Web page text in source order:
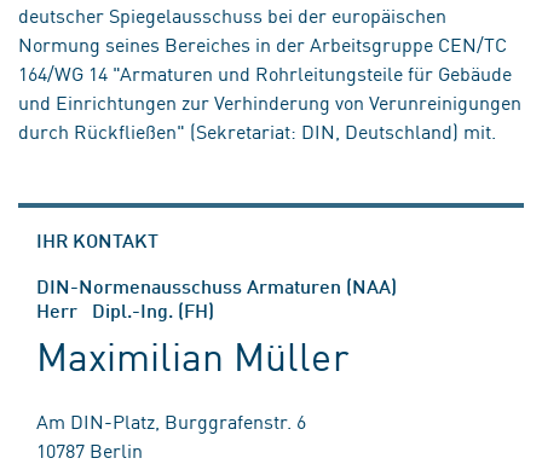
deutscher Spiegelausschuss bei der europäischen
Normung seines Bereiches in der Arbeitsgruppe CEN/TC
164/WG 14 "Armaturen und Rohrleitungsteile für Gebäude
und Einrichtungen zur Verhinderung von Verunreinigungen
durch Rückfließen" (Sekretariat: DIN, Deutschland) mit.
IHR KONTAKT
DIN-Normenausschuss Armaturen (NAA)
Herr Dipl.-Ing. (FH)
Maximilian Müller
Am DIN-Platz, Burggrafenstr. 6
10787 Berlin